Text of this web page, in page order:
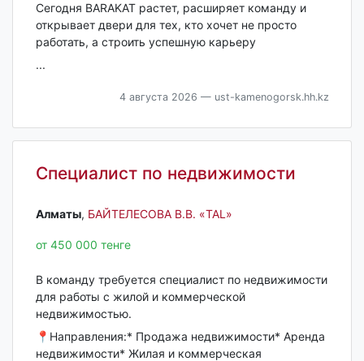
Сегодня BARAKAT растет, расширяет команду и
открывает двери для тех, кто хочет не просто
работать, а строить успешную карьеру
...
4 августа 2026 — ust-kamenogorsk.hh.kz
Специалист по недвижимости
Алматы‎, БАЙТЕЛЕСОВА В.В. «TAL»
от 450 000 тенге
В команду требуется специалист по недвижимости
для работы с жилой и коммерческой
недвижимостью.
📍Направления:* Продажа недвижимости* Аренда
недвижимости* Жилая и коммерческая